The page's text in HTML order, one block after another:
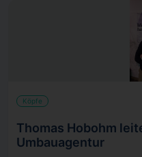
Köpfe
Thomas Hobohm
Umbauagentur